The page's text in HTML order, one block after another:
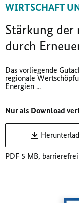
WIRTSCHAFT
Stärkung
durch
Das vorliegende
regionale
Energien ...
Nur als Download
PDF 5 MB, barrierefrei